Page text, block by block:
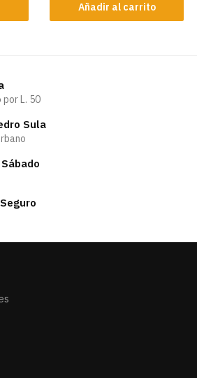
Añadir al carrito
L. 50
Sula